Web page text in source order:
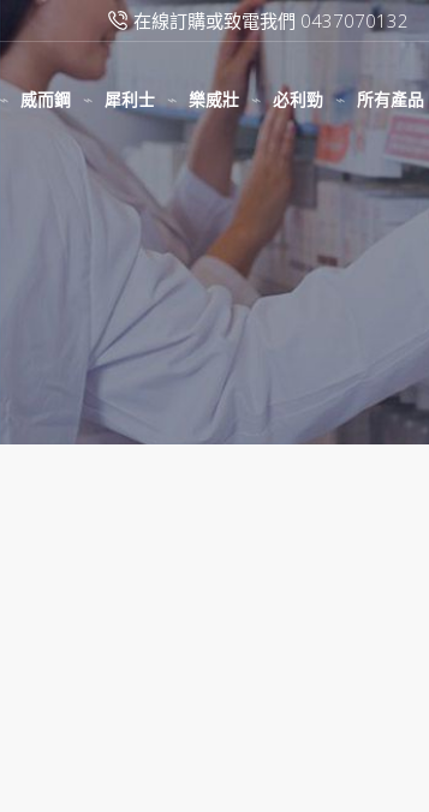
在線訂購或致電我們 0437070132
威而鋼 犀利士 樂威壯 必利勁 所有產品